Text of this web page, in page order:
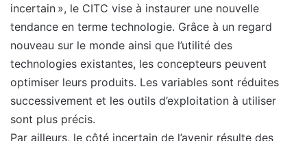
incertain », le CITC vise à instaurer une nouvelle
tendance en terme technologie. Grâce à un regard
nouveau sur le monde ainsi que l’utilité des
technologies existantes, les concepteurs peuvent
optimiser leurs produits. Les variables sont réduites
successivement et les outils d’exploitation à utiliser
sont plus précis.
Par ailleurs, le côté incertain de l’avenir résulte des